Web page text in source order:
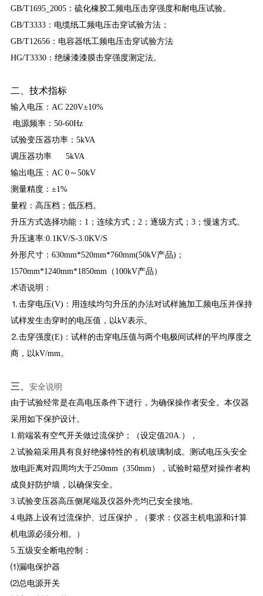
GB/T1695_2005：硫化橡胶工频电压击穿强度和耐电压试验。
GB/T3333：电缆纸工频电压击穿试验方法；
GB/T12656：电容器纸工频电压击穿试验方法
HG/T3330：绝缘漆漆膜击穿强度测定法。
二、 技术指标
输入电压：AC 220V±10%
电源频率：50-60Hz
试验变压器功率：5kVA
调压器功率 5kVA
输出电压：AC 0～50kV
测量精度：±1%
量程：高压档；低压档。
升压方式选择功能：1；连续方式；2；逐级方式；3；慢速方式。
升压速率:0.1KV/S-3.0KV/S
外形尺寸：630mm*520mm*760mm(50kV产品)；
1570mm*1240mm*1850mm（100kV产品）
术语说明：
⒈击穿电压(V)：用连续均匀升压的办法对试样施加工频电压并保持
试样发生击穿时的电压值，以kV表示。
⒉击穿强度(E)：试样的击穿电压值与两个电极间试样的平均厚度之
商，以kV/mm。
三、 安全说明
由于试验经常是在高电压条件下进行，为确保操作者安全。本仪器
采用如下保护设计。
1.前端装有空气开关做过流保护；（设定值20A.），
2.试验箱采用具有良好绝缘特性的有机玻璃制成。测试电压头安全
放电距离对四周均大于250mm（350mm），试验时箱壁对操作者构
成良好防护墙，以确保安全。
3.试验变压器高压侧尾端及仪器外壳均已安全接地。
4.电路上设有过流保护、过压保护，（要求：仪器主机电源和计算
机电源必须分相。）
5.五级安全断电控制：
⑴漏电保护器
⑵总电源开关